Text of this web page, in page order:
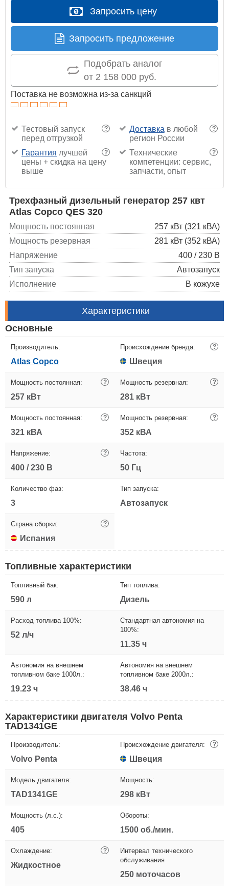
Запросить цену
Запросить предложение
Подобрать аналог
от 2 158 000 руб.
Поставка не возможна из-за санкций
?
Тестовый запуск
перед отгрузкой
?
Доставка в любой
регион России
?
Гарантия лучшей
цены + скидка на цену
выше
?
Технические
компетенции: сервис,
запчасти, опыт
Трехфазный дизельный генератор 257 квт
Atlas Copco QES 320
Мощность постоянная
257 кВт (321 кВА)
Мощность резервная
281 кВт (352 кВА)
Напряжение
400 / 230 В
Тип запуска
Автозапуск
Исполнение
В кожухе
Характеристики
Основные
Производитель:
Atlas Copco
Происхождение бренда: ?
Швеция
Мощность постоянная: ?
257 кВт
Мощность резервная: ?
281 кВт
Мощность постоянная: ?
321 кВА
Мощность резервная: ?
352 кВА
Напряжение: ?
400 / 230 В
Частота:
50 Гц
Количество фаз:
3
Тип запуска:
Автозапуск
Страна сборки: ?
Испания
Топливные характеристики
Топливный бак:
590 л
Тип топлива:
Дизель
Расход топлива 100%:
52 л/ч
Стандартная автономия на
100%:
11.35 ч
Автономия на внешнем
топливном баке 1000л.:
19.23 ч
Автономия на внешнем
топливном баке 2000л.:
38.46 ч
Характеристики двигателя Volvo Penta
TAD1341GE
Производитель:
Volvo Penta
Происхождение двигателя: ?
Швеция
Модель двигателя:
TAD1341GE
Мощность:
298 кВт
Мощность (л.с.):
405
Обороты:
1500 об./мин.
Охлаждение: ?
Жидкостное
Интервал технического
обслуживания
250 моточасов